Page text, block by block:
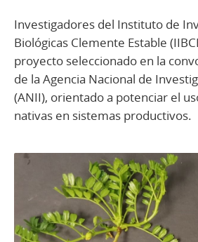
Investigadores del Instituto de
Biológicas Clemente Estable
proyecto seleccionado en la
de la Agencia Nacional de
(ANII), orientado a potenciar el
nativas en sistemas productivos.